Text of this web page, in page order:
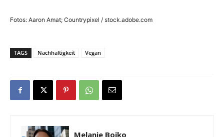
Fotos: Aaron Amat; Countrypixel / stock.adobe.com
TAGS Nachhaltigkeit Vegan
Melanie Bojko